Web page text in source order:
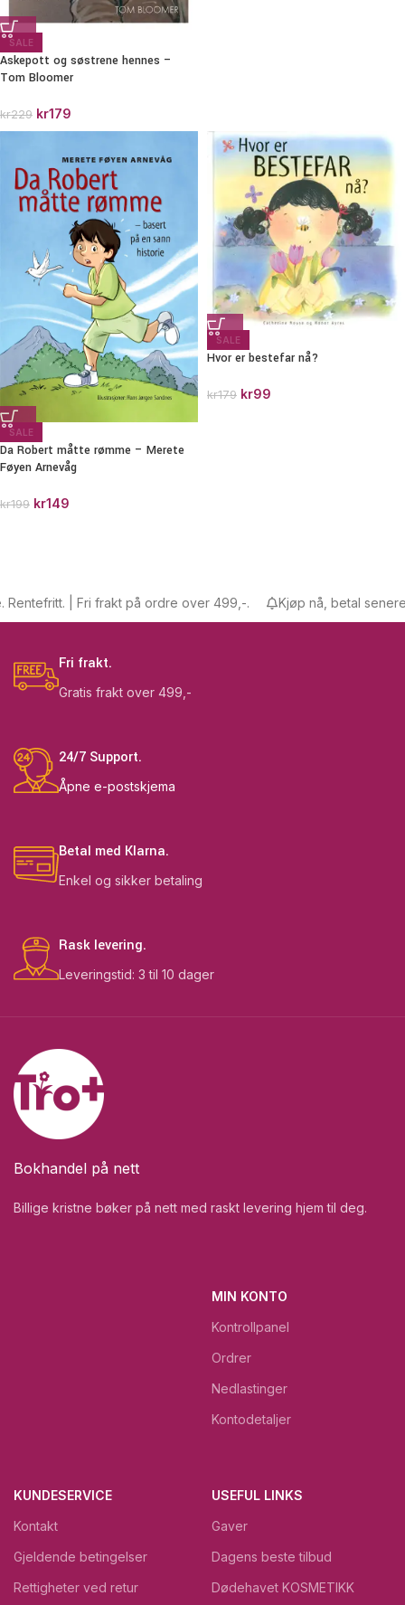
SALE
Askepott og søstrene hennes –
Tom Bloomer
kr229 kr179
SALE
Da Robert måtte rømme – Merete
Føyen Arnevåg
kr199 kr149
SALE
Hvor er bestefar nå?
kr179 kr99
| Fri frakt på ordre over 499,-. Kjøp nå, betal senere.
Fri frakt.
Gratis frakt over 499,-
24/7 Support.
Åpne e-postskjema
Betal med Klarna.
Enkel og sikker betaling
Rask levering.
Leveringstid: 3 til 10 dager
Bokhandel på nett
Billige kristne bøker på nett med raskt levering hjem til deg.
MIN KONTO
Kontrollpanel
Ordrer
Nedlastinger
Kontodetaljer
KUNDESERVICE
Kontakt
Gjeldende betingelser
Rettigheter ved retur
USEFUL LINKS
Gaver
Dagens beste tilbud
Dødehavet KOSMETIKK